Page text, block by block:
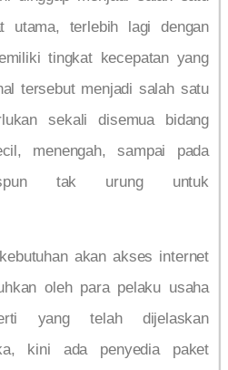
utama, terlebih lagi dengan
tingkat kecepatan yang
tersebut menjadi salah satu
sekali disemua bidang
menengah, sampai pada
tak urung untuk
akan akses internet
oleh para pelaku usaha
yang telah dijelaskan
kini ada penyedia paket